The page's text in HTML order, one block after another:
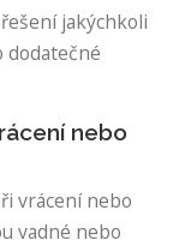
jakýchkoli
dodatečné
nebo
vrácení nebo
vadné nebo